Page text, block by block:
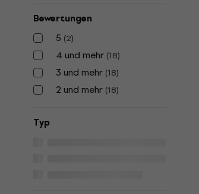
Bewertungen
5 (2)
4 und mehr (18)
3 und mehr (18)
2 und mehr (18)
Typ